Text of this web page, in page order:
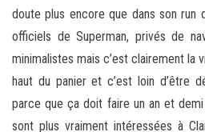
doute plus encore que dans son run
officiels de Superman, privés de
minimalistes mais c’est clairement la
haut du panier et c’est loin d’être
parce que ça doit faire un an et
sont plus vraiment intéressées à